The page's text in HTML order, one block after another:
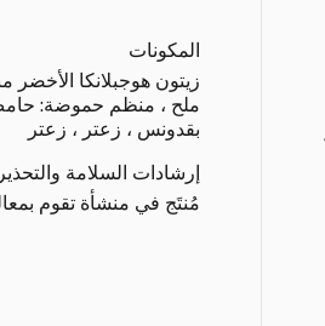
المكونات
ملح ، منظم حموضة:
بقدونس ، زعتر ، زعتر
إرشادات السلامة
مُنتَج في منشأة تقوم